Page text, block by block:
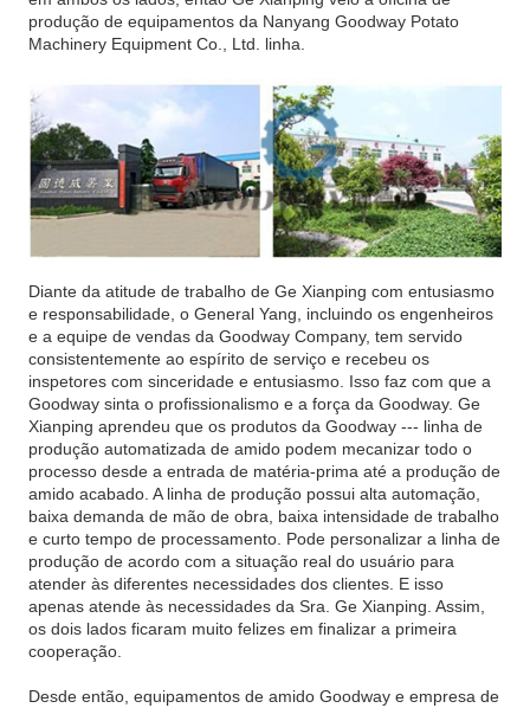
produção de equipamentos da Nanyang Goodway Potato
Machinery Equipment Co., Ltd. linha.
Diante da atitude de trabalho de Ge Xianping com entusiasmo
e responsabilidade, o General Yang, incluindo os engenheiros
e a equipe de vendas da Goodway Company, tem servido
consistentemente ao espírito de serviço e recebeu os
inspetores com sinceridade e entusiasmo. Isso faz com que a
Goodway sinta o profissionalismo e a força da Goodway. Ge
Xianping aprendeu que os produtos da Goodway --- linha de
produção automatizada de amido podem mecanizar todo o
processo desde a entrada de matéria-prima até a produção de
amido acabado. A linha de produção possui alta automação,
baixa demanda de mão de obra, baixa intensidade de trabalho
e curto tempo de processamento. Pode personalizar a linha de
produção de acordo com a situação real do usuário para
atender às diferentes necessidades dos clientes. E isso
apenas atende às necessidades da Sra. Ge Xianping. Assim,
os dois lados ficaram muito felizes em finalizar a primeira
cooperação.
Desde então, equipamentos de amido Goodway e empresa de